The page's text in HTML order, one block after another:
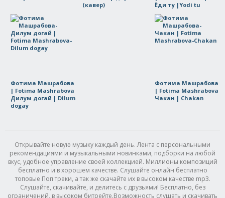
(кавер)
Ёди ту |Yodi tu
Фотима Машрабова
| Fotima Mashrabova
Дилум догай | Dilum
dogay
Фотима Машрабова
| Fotima Mashrabova
Чакан | Chakan
Открывайте новую музыку каждый день. Лента с персональными
рекомендациями и музыкальными новинками, подборки на любой
вкус, удобное управление своей коллекцией. Миллионы композиций
бесплатно и в хорошем качестве. Слушайте онлайн бесплатно
топовые Поп треки, а так же скачайте их в высоком качестве mp3.
Слушайте, скачивайте, и делитесь с друзьями! Бесплатно, без
ограничений, в высоком битрейте.Возможность слушать и скачивать